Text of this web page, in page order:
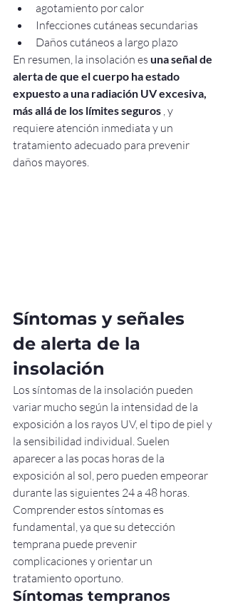
agotamiento por calor
Infecciones cutáneas secundarias
Daños cutáneos a largo plazo
En resumen, la insolación es una señal de
alerta de que el cuerpo ha estado
expuesto a una radiación UV excesiva,
más allá de los límites seguros , y
requiere atención inmediata y un
tratamiento adecuado para prevenir
daños mayores.
Síntomas y señales
de alerta de la
insolación
Los síntomas de la insolación pueden
variar mucho según la intensidad de la
exposición a los rayos UV, el tipo de piel y
la sensibilidad individual. Suelen
aparecer a las pocas horas de la
exposición al sol, pero pueden empeorar
durante las siguientes 24 a 48 horas.
Comprender estos síntomas es
fundamental, ya que su detección
temprana puede prevenir
complicaciones y orientar un
tratamiento oportuno.
Síntomas tempranos